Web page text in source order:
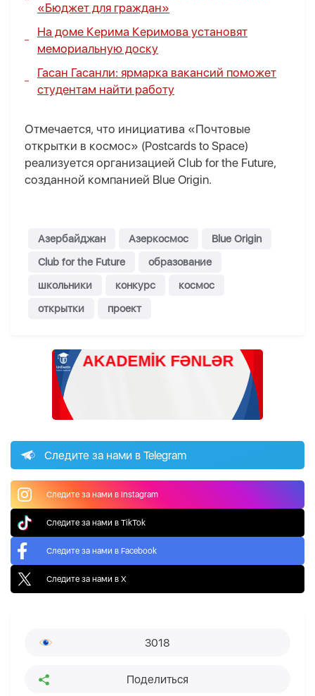
«Бюджет для граждан»
На доме Керима Керимова установят
мемориальную доску
Гасан Гасанли: ярмарка вакансий поможет
студентам найти работу
Отмечается, что инициатива «Почтовые
открытки в космос» (Postcards to Space)
реализуется организацией Club for the Future,
созданной компанией Blue Origin.
Азербайджан Азеркосмос
Blue Origin
Club for the Future
образование
школьники
конкурс
космос
открытки
проект
Следите за нами в Telegram
Следите за нами в Instagram
Следите за нами в TikTok
Следите за нами в Facebook
Следите за нами в X
3018
Поделиться